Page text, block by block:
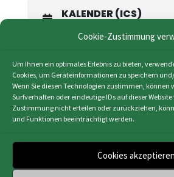
Cookie-Zustimmung
Um Ihnen ein optimales Erlebnis zu bieten,
Cookies, um Geräteinformationen zu speichern
Wenn Sie diesen Technologien zustimmen, können
Surfverhalten oder eindeutige IDs auf dieser
Zustimmung nicht erteilen oder zurückziehen,
und Funktionen beeinträchtigt werden.
Cookies akzeptieren
KALENDER (ICS)
Impressum|Datenschutz|
Osnabrück